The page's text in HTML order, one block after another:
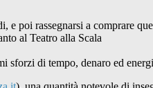
e poi rassegnarsi a comprare
al Teatro alla Scala
sforzi di tempo, denaro ed